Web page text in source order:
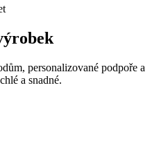
personalizované podpoře a
a snadné.